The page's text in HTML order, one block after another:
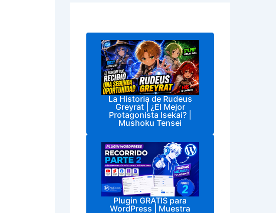
La Historia de Rudeus
Greyrat | ¿El Mejor
Protagonista Isekai? |
Mushoku Tensei
Plugin GRATIS para
WordPress | Muestra